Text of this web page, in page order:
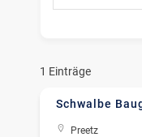
1 Einträge
Schwalbe
Preetz